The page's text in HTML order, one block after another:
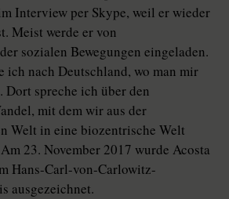
Interview per Skype, weil er wieder
Meist werde er von
sozialen Bewegungen eingeladen.
ich nach Deutschland, wo man mir
Dort spreche ich über den
mit dem wir aus der
Welt in eine biozentrische Welt
23. November 2017 wurde Acosta
Hans-Carl-von-Carlowitz-
ausgezeichnet.